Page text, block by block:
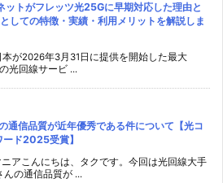
ットがフレッツ光25Gに早期対応した理由と
しての特徴・実績・利用メリットを解説しま
本が2026年3月31日に提供を開始した最大
光回線サービ ...
通信品質が近年優秀である件について【光コ
ード2025受賞】
ニアこんにちは、タクです。今回は光回線大手
んの通信品質が ...